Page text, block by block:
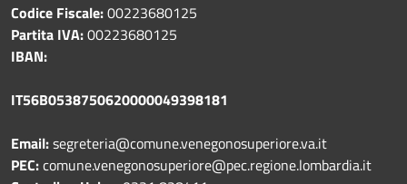
Codice Fiscale:00223680125
Partita IVA:00223680125
IBAN:
IT56B0538750620000049398181
Email:segreteria@comune.venegonosuperiore.va.it
PEC:comune.venegonosuperiore@pec.regione.lombardia.it